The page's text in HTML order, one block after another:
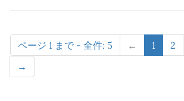
ページ 1 まで - 全件: 5 ← 1 2
→